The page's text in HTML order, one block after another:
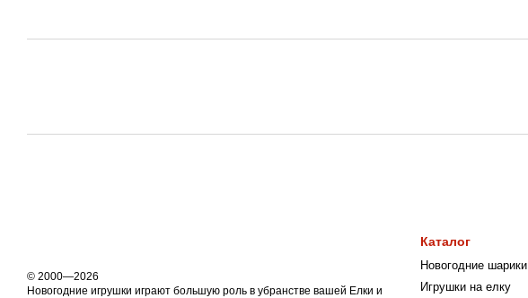
© 2000—2026
Новогодние игрушки играют большую роль в убранстве вашей Елки и
Каталог
Новогодние шарики
Игрушки на елку